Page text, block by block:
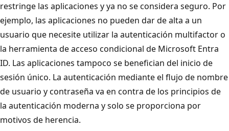
restringe las aplicaciones y ya no se considera seguro. Por
ejemplo, las aplicaciones no pueden dar de alta a un
usuario que necesite utilizar la autenticación multifactor o
la herramienta de acceso condicional de Microsoft Entra
ID. Las aplicaciones tampoco se benefician del inicio de
sesión único. La autenticación mediante el flujo de nombre
de usuario y contraseña va en contra de los principios de
la autenticación moderna y solo se proporciona por
motivos de herencia.